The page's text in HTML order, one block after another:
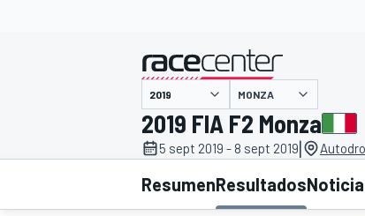
INDYCAR WRC
presentado por
MONZA
2019 FIA F2 Monza
5 sept 2019 - 8 sept 2019|
ResumenResultados